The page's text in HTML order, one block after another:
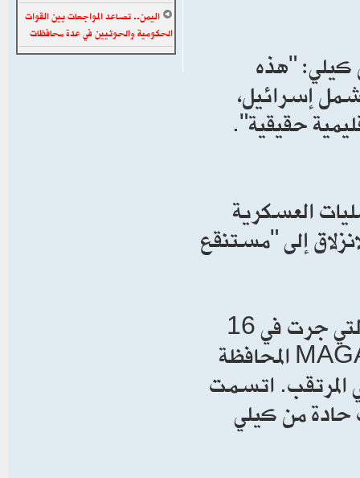
كيلي: "هذه
إسرائيل،
حقيقية".
العسكرية
إلى "مستنقع
وتركز الحديث في مقابلة فانس مع ميغان كيلي والتي جرت في 16
يونيو، حول الانقسام الداخلي الحاد في قاعدة الـ MAGA المحافظة
المرتقب. اتسمت
حادة من كيلي
اليمن.. تصاعد المواجهات بين القوات
الحكومية والحوثيين في عدة محافظات